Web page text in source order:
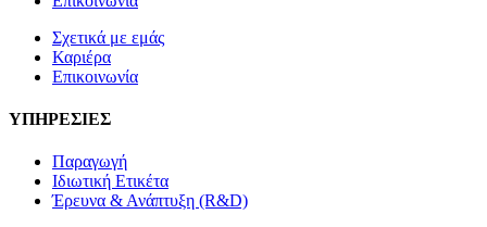
Σχετικά με εμάς
Καριέρα
Επικοινωνία
ΥΠΗΡΕΣΙΕΣ
Παραγωγή
Ιδιωτική Ετικέτα
Έρευνα & Ανάπτυξη (R&D)